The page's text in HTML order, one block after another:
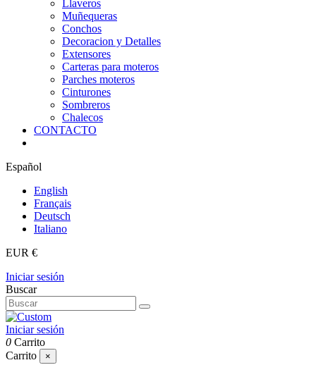
Llaveros
Muñequeras
Conchos
Decoracion y Detalles
Extensores
Carteras para moteros
Parches moteros
Cinturones
Sombreros
Chalecos
CONTACTO
Español
English
Français
Deutsch
Italiano
EUR €
Iniciar sesión
Buscar
Iniciar sesión
0 Carrito
Carrito
×